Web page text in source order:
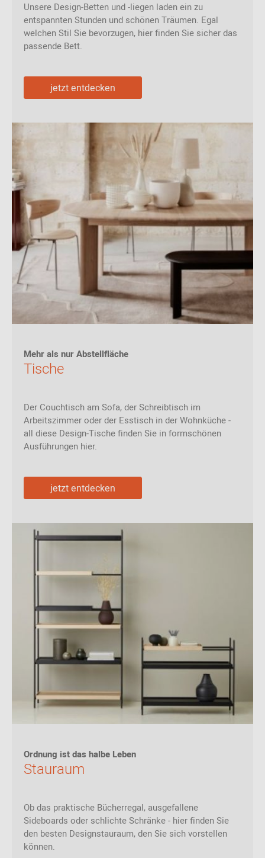
Unsere Design-Betten und -liegen laden ein zu
entspannten Stunden und schönen Träumen. Egal
welchen Stil Sie bevorzugen, hier finden Sie sicher das
passende Bett.
jetzt entdecken
Mehr als nur Abstellfläche
Tische
Der Couchtisch am Sofa, der Schreibtisch im
Arbeitszimmer oder der Esstisch in der Wohnküche -
all diese Design-Tische finden Sie in formschönen
Ausführungen hier.
jetzt entdecken
Ordnung ist das halbe Leben
Stauraum
Ob das praktische Bücherregal, ausgefallene
Sideboards oder schlichte Schränke - hier finden Sie
den besten Designstauraum, den Sie sich vorstellen
können.